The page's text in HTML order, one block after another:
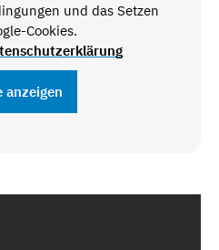
und das Setzen
Cookies.
anzeigen